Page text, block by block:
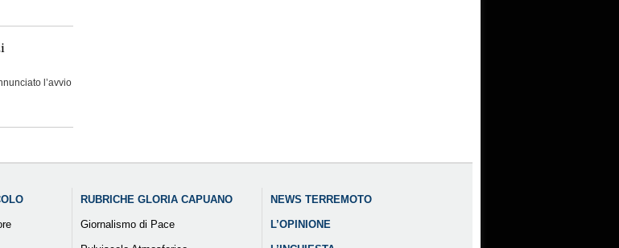
l’avvio
RUBRICHE GLORIA CAPUANO
Giornalismo di Pace
NEWS TERREMOTO
L’OPINIONE